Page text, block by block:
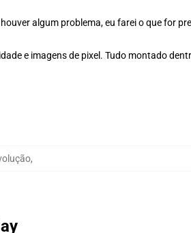
algum problema, eu farei o que for
e imagens de pixel. Tudo montado
,